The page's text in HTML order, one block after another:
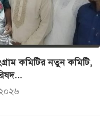
কমিটির নতুন কমিটি,